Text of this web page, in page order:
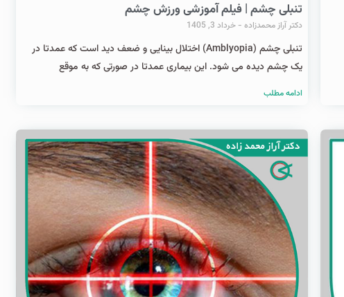
تنبلی چشم | فیلم آموزشی ورزش چشم
دکتر آراز محمدزاده خرداد 3, 1405
تنبلی چشم (Amblyopia) اختلال بینایی و ضعف دید است که عمدتا در
یک چشم دیده می شود. این بیماری عمدتا در صورتی که به موقع
ادامه مطلب